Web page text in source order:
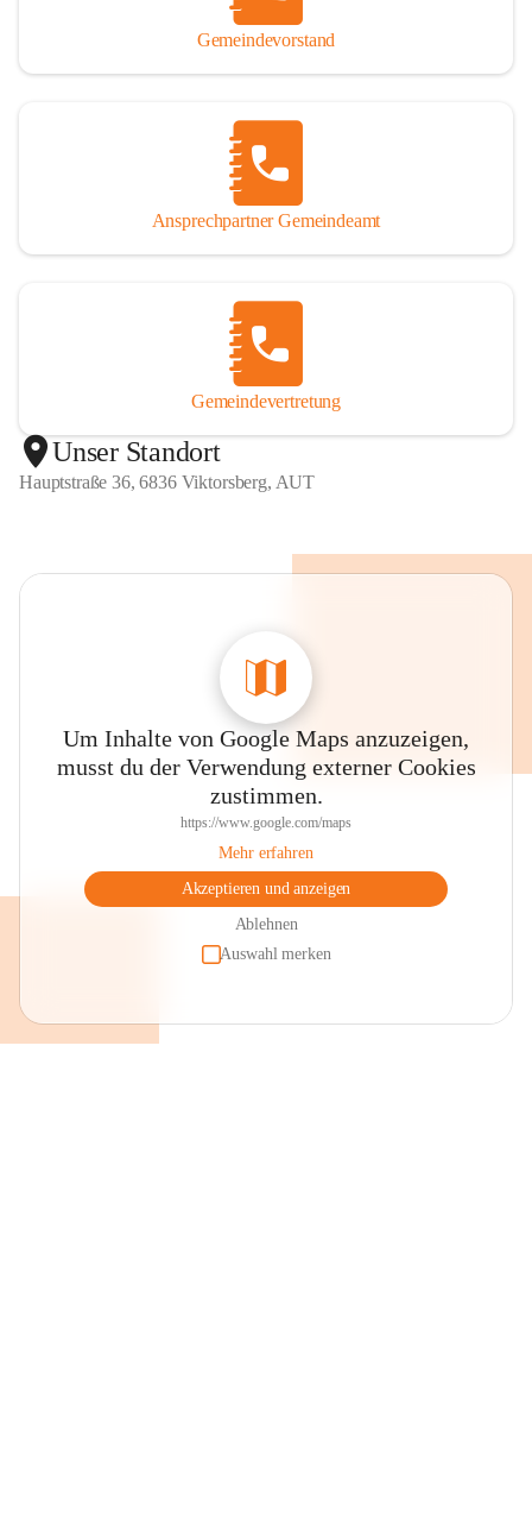
Gemeindevorstand
Ansprechpartner Gemeindeamt
Gemeindevertretung
Unser Standort
Hauptstraße 36, 6836 Viktorsberg, AUT
Um Inhalte von Google Maps anzuzeigen,
musst du der Verwendung externer Cookies
zustimmen.
https://www.google.com/maps
Mehr erfahren
Akzeptieren und anzeigen
Ablehnen
Auswahl merken